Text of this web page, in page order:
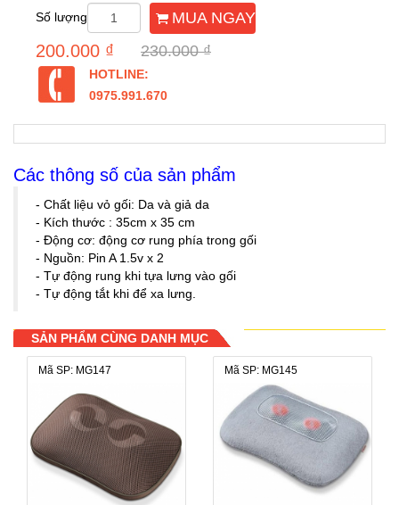
Số lượng MUA NGAY
200.000 ₫ 230.000 ₫
HOTLINE:
0975.991.670
Các thông số của sản phẩm
- Chất liệu vỏ gối: Da và giả da
- Kích thước : 35cm x 35 cm
- Động cơ: động cơ rung phía trong gối
- Nguồn: Pin A 1.5v x 2
- Tự động rung khi tựa lưng vào gối
- Tự động tắt khi để xa lưng.
SẢN PHẨM CÙNG DANH MỤC
Mã SP: MG147 Mã SP: MG145